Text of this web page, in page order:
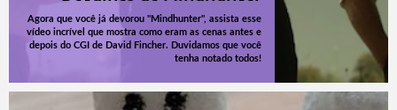
Agora que você já devorou "Mindhunter", assista esse
vídeo incrível que mostra como eram as cenas antes e
depois do CGI de David Fincher. Duvidamos que você
tenha notado todos!